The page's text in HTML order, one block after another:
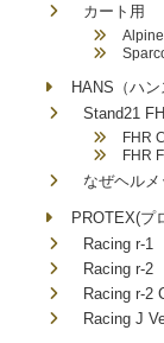
カート用
HANS（ハン
Stand21
FHR
FHR
なぜヘル
PROTEX(プ
Racing r-1
Racing r-2
Racing r-2
Racing J